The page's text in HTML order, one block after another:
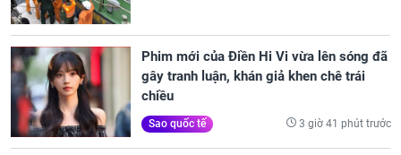
Phim mới của Điền Hi Vi vừa lên sóng đã
gây tranh luận, khán giả khen chê trái
chiều
Sao quốc tế 3 giờ 41 phút trước